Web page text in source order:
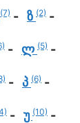
(7) ზ (2)
ლ (5)
პ (6)
უ (10)